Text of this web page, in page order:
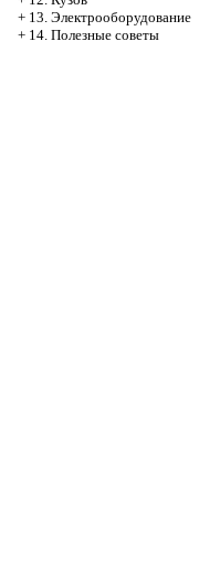
+ 13. Электрооборудование
+ 14. Полезные советы